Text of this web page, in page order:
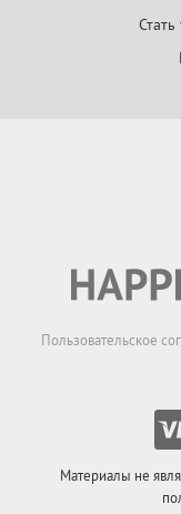
Пользовательское
Материалы не